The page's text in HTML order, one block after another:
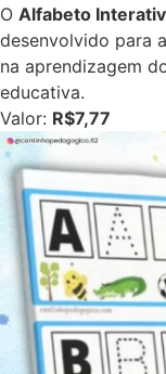
O Alfabeto
desenvolvido para
na aprendizagem
educativa.
Valor: R$7,77